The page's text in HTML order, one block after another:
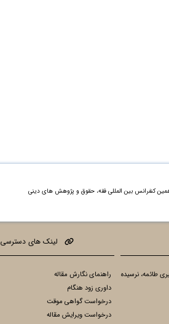
کنفرانس بین المللی فقه، حقوق و پژوهش های دینی
طائمه، نرسیده
لینک های
راهنمای نگارش مقاله
داوری زود هنگام
درخواست گواهی موقت
درخواست ویرایش مقاله